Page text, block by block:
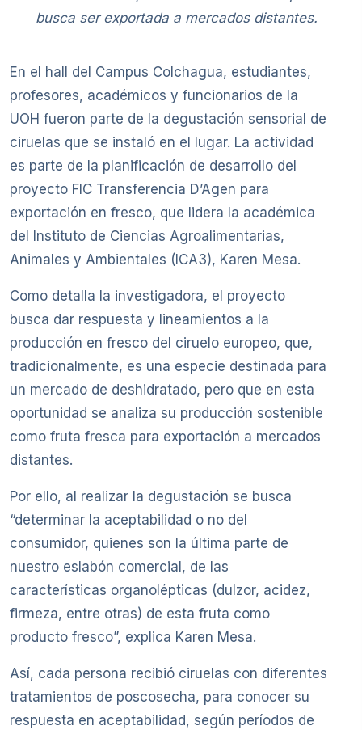
busca ser exportada a mercados distantes.
En el hall del Campus Colchagua, estudiantes,
profesores, académicos y funcionarios de la
UOH fueron parte de la degustación sensorial de
ciruelas que se instaló en el lugar. La actividad
es parte de la planificación de desarrollo del
proyecto FIC Transferencia D’Agen para
exportación en fresco, que lidera la académica
del Instituto de Ciencias Agroalimentarias,
Animales y Ambientales (ICA3), Karen Mesa.
Como detalla la investigadora, el proyecto
busca dar respuesta y lineamientos a la
producción en fresco del ciruelo europeo, que,
tradicionalmente, es una especie destinada para
un mercado de deshidratado, pero que en esta
oportunidad se analiza su producción sostenible
como fruta fresca para exportación a mercados
distantes.
Por ello, al realizar la degustación se busca
“determinar la aceptabilidad o no del
consumidor, quienes son la última parte de
nuestro eslabón comercial, de las
características organolépticas (dulzor, acidez,
firmeza, entre otras) de esta fruta como
producto fresco”, explica Karen Mesa.
Así, cada persona recibió ciruelas con diferentes
tratamientos de poscosecha, para conocer su
respuesta en aceptabilidad, según períodos de